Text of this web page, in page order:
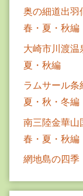
奥の細道出
春・夏・秋編
大崎市川渡
夏・秋編
ラムサール
夏・秋・冬編
南三陸金華
春・夏・秋編
網地島の四